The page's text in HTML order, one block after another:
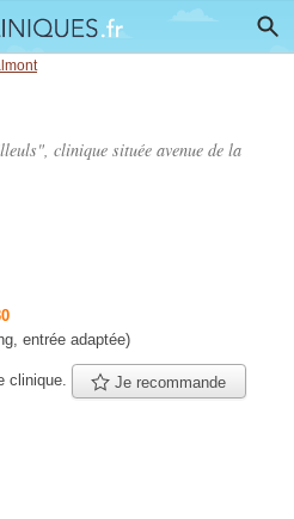
clinique située avenue de la
entrée adaptée)
clinique. Je recommande